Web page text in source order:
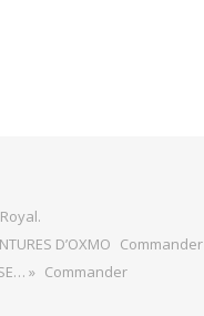
.
D’OXMO Commander
» Commander